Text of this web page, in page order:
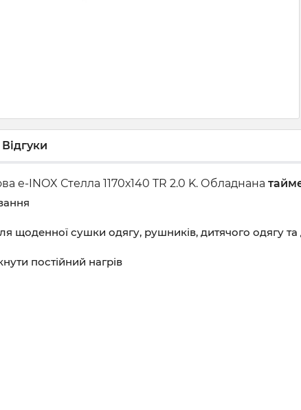
Відгуки
e-INOX Стелла 1170х140 TR 2.0 K. Обладнана
щоденної сушки одягу, рушників, дитячого одягу та
постійний нагрів